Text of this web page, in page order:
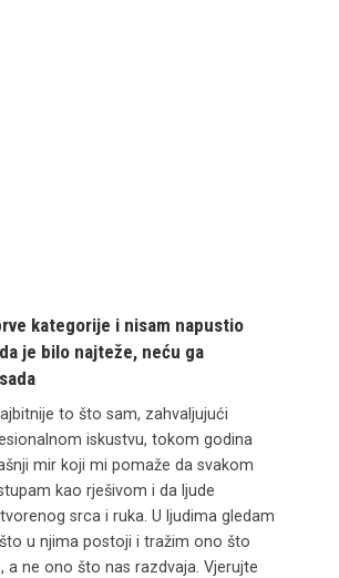
kategorije i nisam napustio
je bilo najteže, neću ga
to što sam, zahvaljujući
iskustvu, tokom godina
mir koji mi pomaže da svakom
kao rješivom i da ljude
srca i ruka. U ljudima gledam
u njima postoji i tražim ono što
a ne ono što nas razdvaja. Vjerujte